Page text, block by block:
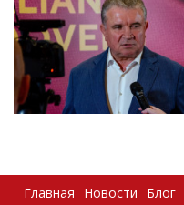
Главная Новости Блог